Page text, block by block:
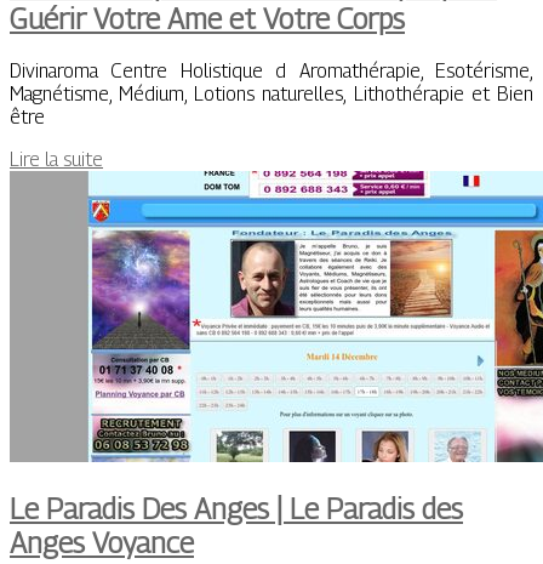
Guérir Votre Ame et Votre Corps
Divinaroma Centre Holistique d Aromathérapie, Esotérisme,
Magnétisme, Médium, Lotions naturelles, Lithothérapie et Bien
être
Lire la suite
Le Paradis Des Anges | Le Paradis des
Anges Voyance